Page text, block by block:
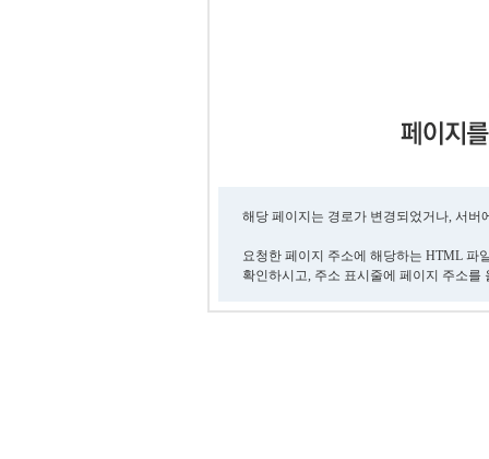
해당 페이지는 경로가 변경되었거나, 서
요청한 페이지 주소에 해당하는 HTML 파
확인하시고, 주소 표시줄에 페이지 주소